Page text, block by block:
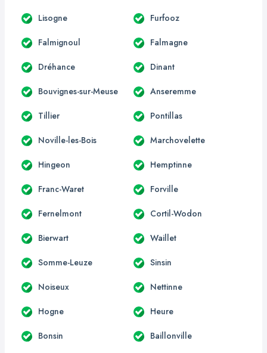
Lisogne Furfooz
Falmignoul Falmagne
Dréhance Dinant
Bouvignes-sur-Meuse Anseremme
Tillier Pontillas
Noville-les-Bois Marchovelette
Hingeon Hemptinne
Franc-Waret Forville
Fernelmont Cortil-Wodon
Bierwart Waillet
Somme-Leuze Sinsin
Noiseux Nettinne
Hogne Heure
Bonsin Baillonville